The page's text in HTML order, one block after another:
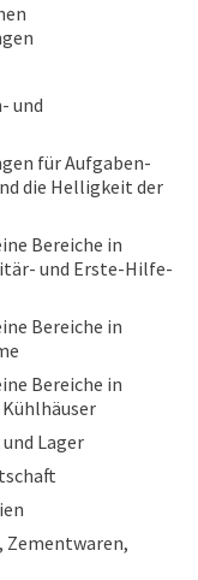
und
für Aufgaben-
die Helligkeit der
Bereiche in
und Erste-Hilfe-
Bereiche in
Bereiche in
Lager